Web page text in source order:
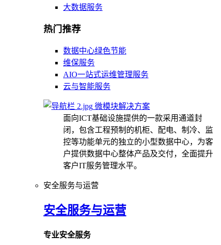
大数据服务
热门推荐
数据中心绿色节能
维保服务
AIO一站式运维管理服务
云与智能服务
微模块解决方案
面向ICT基础设施提供的一款采用通道封
闭，包含工程预制的机柜、配电、制冷、监
控等功能单元的独立的小型数据中心，为客
户提供数据中心整体产品及交付，全面提升
客户IT服务管理水平。
安全服务与运营
安全服务与运营
专业安全服务